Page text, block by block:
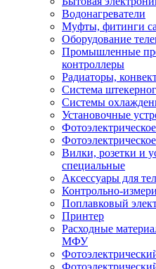
Водонагреватели
Муфты, фитинги
Оборудование
Промышленные
контроллеры
Радиаторы,
Система
Системы
Установочные
Вилки, розетки и
специальные
Аксессуары для
Контрольно-
Поплавковый
Принтер
Расходные
МФУ